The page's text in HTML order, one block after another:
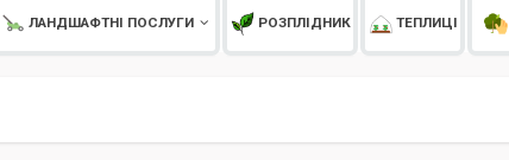
ЛАНДШАФТНІ ПОСЛУГИ РОЗПЛІДНИК ТЕПЛИЦІ